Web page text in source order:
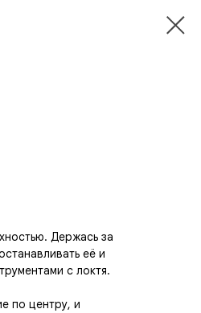
Держась за
её и
с локтя.
по центру, и